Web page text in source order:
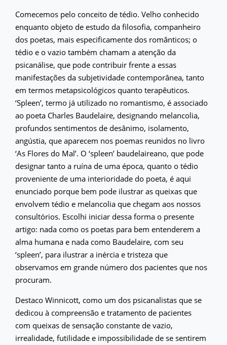
Comecemos pelo conceito de tédio. Velho conhecido
enquanto objeto de estudo da filosofia, companheiro
dos poetas, mais especificamente dos românticos; o
tédio e o vazio também chamam a atenção da
psicanálise, que pode contribuir frente a essas
manifestações da subjetividade contemporânea, tanto
em termos metapsicológicos quanto terapêuticos.
‘Spleen’, termo já utilizado no romantismo, é associado
ao poeta Charles Baudelaire, designando melancolia,
profundos sentimentos de desânimo, isolamento,
angústia, que aparecem nos poemas reunidos no livro
‘As Flores do Mal’. O ‘spleen’ baudelaireano, que pode
designar tanto a ruína de uma época, quanto o tédio
proveniente de uma interioridade do poeta, é aqui
enunciado porque bem pode ilustrar as queixas que
envolvem tédio e melancolia que chegam aos nossos
consultórios. Escolhi iniciar dessa forma o presente
artigo: nada como os poetas para bem entenderem a
alma humana e nada como Baudelaire, com seu
‘spleen’, para ilustrar a inércia e tristeza que
observamos em grande número dos pacientes que nos
procuram.
Destaco Winnicott, como um dos psicanalistas que se
dedicou à compreensão e tratamento de pacientes
com queixas de sensação constante de vazio,
irrealidade, futilidade e impossibilidade de se sentirem